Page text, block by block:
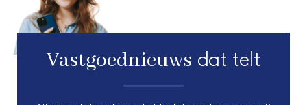
Vastgoednieuws dat telt